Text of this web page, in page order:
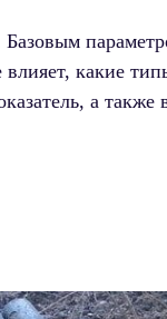
влияет, какие
а также